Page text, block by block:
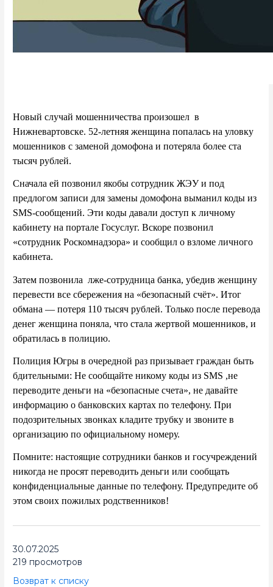
Новый случай мошенничества произошел в
Нижневартовске. 52-летняя женщина попалась на уловку
мошенников с заменой домофона и потеряла более ста
тысяч рублей.
Сначала ей позвонил якобы сотрудник ЖЭУ и под
предлогом записи для замены домофона выманил коды из
SMS-сообщений. Эти коды давали доступ к личному
кабинету на портале Госуслуг. Вскоре позвонил
«сотрудник Роскомнадзора» и сообщил о взломе личного
кабинета.
Затем позвонила лже-сотрудница банка, убедив женщину
перевести все сбережения на «безопасный счёт». Итог
обмана — потеря 110 тысяч рублей. Только после перевода
денег женщина поняла, что стала жертвой мошенников, и
обратилась в полицию.
Полиция Югры в очередной раз призывает граждан быть
бдительными: Не сообщайте никому коды из SMS ,не
переводите деньги на «безопасные счета», не давайте
информацию о банковских картах по телефону. При
подозрительных звонках кладите трубку и звоните в
организацию по официальному номеру.
Помните: настоящие сотрудники банков и госучреждений
никогда не просят переводить деньги или сообщать
конфиденциальные данные по телефону. Предупредите об
этом своих пожилых родственников!
30.07.2025
219 просмотров
Возврат к списку